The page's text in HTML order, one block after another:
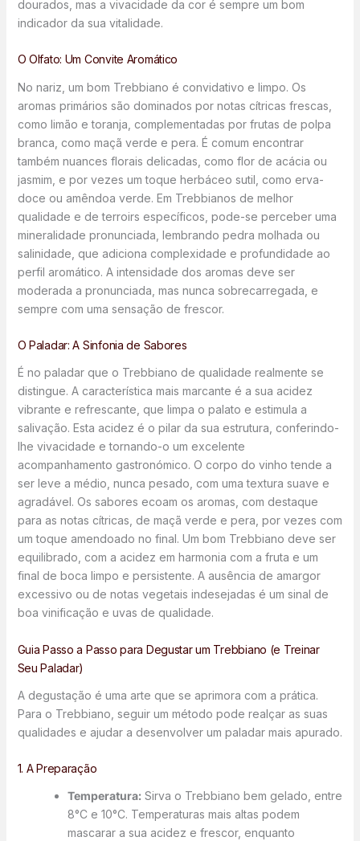
dourados, mas a vivacidade da cor é sempre um bom
indicador da sua vitalidade.
O Olfato: Um Convite Aromático
No nariz, um bom Trebbiano é convidativo e limpo. Os
aromas primários são dominados por notas cítricas frescas,
como limão e toranja, complementadas por frutas de polpa
branca, como maçã verde e pera. É comum encontrar
também nuances florais delicadas, como flor de acácia ou
jasmim, e por vezes um toque herbáceo sutil, como erva-
doce ou amêndoa verde. Em Trebbianos de melhor
qualidade e de terroirs específicos, pode-se perceber uma
mineralidade pronunciada, lembrando pedra molhada ou
salinidade, que adiciona complexidade e profundidade ao
perfil aromático. A intensidade dos aromas deve ser
moderada a pronunciada, mas nunca sobrecarregada, e
sempre com uma sensação de frescor.
O Paladar: A Sinfonia de Sabores
É no paladar que o Trebbiano de qualidade realmente se
distingue. A característica mais marcante é a sua acidez
vibrante e refrescante, que limpa o palato e estimula a
salivação. Esta acidez é o pilar da sua estrutura, conferindo-
lhe vivacidade e tornando-o um excelente
acompanhamento gastronómico. O corpo do vinho tende a
ser leve a médio, nunca pesado, com uma textura suave e
agradável. Os sabores ecoam os aromas, com destaque
para as notas cítricas, de maçã verde e pera, por vezes com
um toque amendoado no final. Um bom Trebbiano deve ser
equilibrado, com a acidez em harmonia com a fruta e um
final de boca limpo e persistente. A ausência de amargor
excessivo ou de notas vegetais indesejadas é um sinal de
boa vinificação e uvas de qualidade.
Guia Passo a Passo para Degustar um Trebbiano (e Treinar
Seu Paladar)
A degustação é uma arte que se aprimora com a prática.
Para o Trebbiano, seguir um método pode realçar as suas
qualidades e ajudar a desenvolver um paladar mais apurado.
1. A Preparação
Temperatura:Sirva o Trebbiano bem gelado, entre
8°C e 10°C. Temperaturas mais altas podem
mascarar a sua acidez e frescor, enquanto